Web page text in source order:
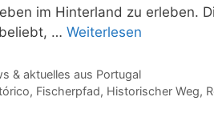
im Hinterland zu erleben.
… Weiterlesen
& aktuelles aus Portugal
, Fischerpfad, Historischer Weg,